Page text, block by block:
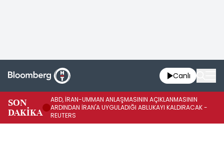
Canlı
SON
DAKİKA
ABD, İRAN-UMMAN ANLAŞMASININ AÇIKLANMASININ
ARDINDAN İRAN'A UYGULADIĞI ABLUKAYI KALDIRACAK -
REUTERS